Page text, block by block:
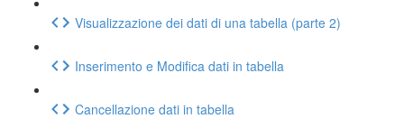
Visualizzazione dei dati di una tabella (parte 2)
Inserimento e Modifica dati in tabella
Cancellazione dati in tabella